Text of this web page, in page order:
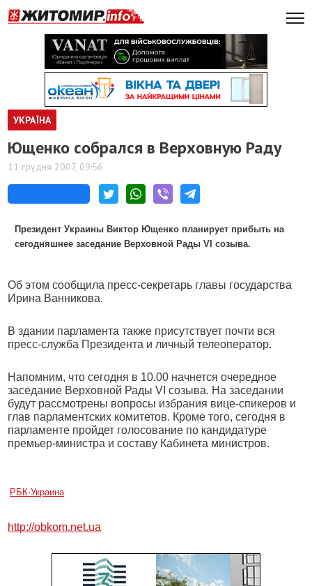
УКРАЇНА
Ющенко собрался в Верховную Раду
11 грудня 2007, 09:56
Президент Украины Виктор Ющенко планирует прибыть на
сегодняшнее заседание Верховной Рады VI созыва.
Об этом сообщила пресс-секретарь главы государства
Ирина Ванникова.
В здании парламента также присутствует почти вся
пресс-служба Президента и личный телеоператор.
Напомним, что сегодня в 10.00 начнется очередное
заседание Верховной Рады VI созыва. На заседании
будут рассмотрены вопросы избрания вице-спикеров и
глав парламентских комитетов. Кроме того, сегодня в
парламенте пройдет голосование по кандидатуре
премьер-министра и составу Кабинета министров.
РБК-Украина
http://obkom.net.ua